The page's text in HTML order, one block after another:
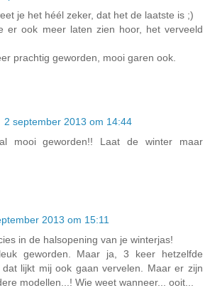
je het héél zeker, dat het de laatste is ;)
er ook meer laten zien hoor, het verveeld
prachtig geworden, mooi garen ook.
2 september 2013 om 14:44
mooi geworden!! Laat de winter maar
2013 om 15:11
in de halsopening van je winterjas!
geworden. Maar ja, 3 keer hetzelfde
dat lijkt mij ook gaan vervelen. Maar er zijn
modellen...! Wie weet wanneer... ooit...